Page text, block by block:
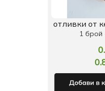
отливки от
1 брой